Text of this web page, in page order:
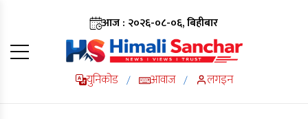
आज : २०२६-०८-०६, बिहीबार
युनिकोड / आवाज / लगइन